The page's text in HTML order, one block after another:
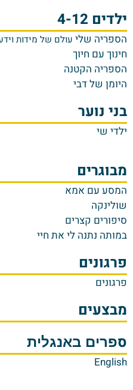
ילדים 4-12
הספריה שלי עולם של מידות
חינוך עם חיוך
הספריה הקטנה
היומן של דבי
בני נוער
ילדי שי
מבוגרים
המסע עם אמא
שולינקה
סיפורים קצרים
במותה נתנה לי את חיי
פרגונים
פרגונים
מבצעים
ספרים באנגלית
English